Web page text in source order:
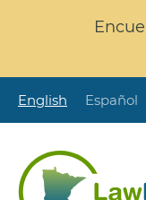
principal
English Español